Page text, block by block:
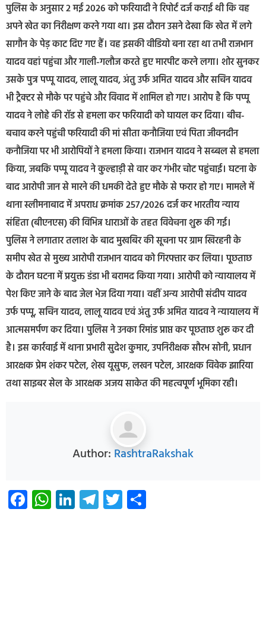
पुलिस के अनुसार 2 मई 2026 को फरियादी ने रिपोर्ट दर्ज कराई थी कि वह
अपने खेत का निरीक्षण करने गया था। इस दौरान उसने देखा कि खेत में लगे
सागौन के पेड़ काट दिए गए हैं। वह इसकी वीडियो बना रहा था तभी राजभान
यादव वहां पहुंचा और गाली-गलौज करते हुए मारपीट करने लगा। शोर सुनकर
उसके पुत्र पप्पू यादव, लालू यादव, अंतु उर्फ अमित यादव और सचिन यादव
भी ट्रैक्टर से मौके पर पहुंचे और विवाद में शामिल हो गए। आरोप है कि पप्पू
यादव ने लोहे की रॉड से हमला कर फरियादी को घायल कर दिया। बीच-
बचाव करने पहुंची फरियादी की मां सीता कनौजिया एवं पिता जीवनदीन
कनौजिया पर भी आरोपियों ने हमला किया। राजभान यादव ने सब्बल से हमला
किया, जबकि पप्पू यादव ने कुल्हाड़ी से वार कर गंभीर चोट पहुंचाई। घटना के
बाद आरोपी जान से मारने की धमकी देते हुए मौके से फरार हो गए। मामले में
थाना स्लीमनाबाद में अपराध क्रमांक 257/2026 दर्ज कर भारतीय न्याय
संहिता (बीएनएस) की विभिन्न धाराओं के तहत विवेचना शुरू की गई।
पुलिस ने लगातार तलाश के बाद मुखबिर की सूचना पर ग्राम खिरहनी के
समीप खेत से मुख्य आरोपी राजभान यादव को गिरफ्तार कर लिया। पूछताछ
के दौरान घटना में प्रयुक्त डंडा भी बरामद किया गया। आरोपी को न्यायालय में
पेश किए जाने के बाद जेल भेज दिया गया। वहीं अन्य आरोपी संदीप यादव
उर्फ पप्पू, सचिन यादव, लालू यादव एवं अंतु उर्फ अमित यादव ने न्यायालय में
आत्मसमर्पण कर दिया। पुलिस ने उनका रिमांड प्राप्त कर पूछताछ शुरू कर दी
है। इस कार्रवाई में थाना प्रभारी सुदेश कुमार, उपनिरीक्षक सौरभ सोनी, प्रधान
आरक्षक प्रेम शंकर पटेल, शेख यूसुफ, लखन पटेल, आरक्षक विवेक झारिया
तथा साइबर सेल के आरक्षक अजय साकेत की महत्वपूर्ण भूमिका रही।
Author: RashtraRakshak
Facebook
WhatsApp
LinkedIn
Telegram
Twitter